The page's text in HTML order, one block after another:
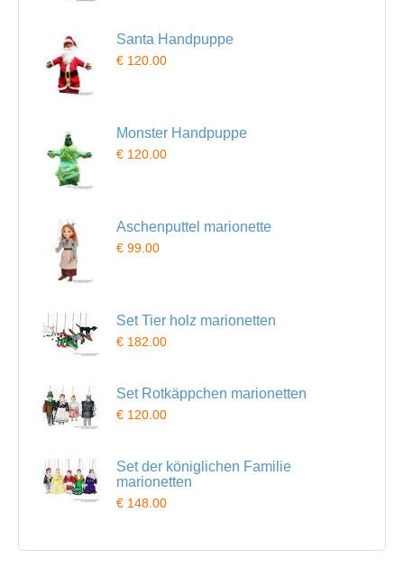
Santa Handpuppe
€ 120.00
Monster Handpuppe
€ 120.00
Aschenputtel marionette
€ 99.00
Set Tier holz marionetten
€ 182.00
Set Rotkäppchen marionetten
€ 120.00
Set der königlichen Familie
marionetten
€ 148.00